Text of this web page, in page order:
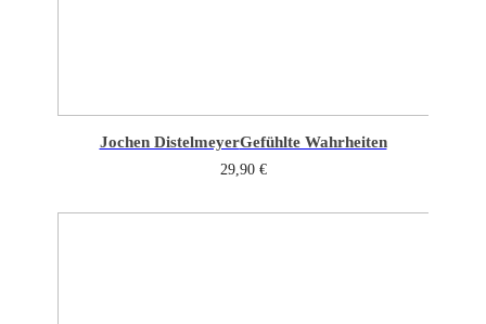
Jochen DistelmeyerGefühlte Wahrheiten
29,90 €